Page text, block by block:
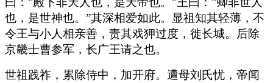
也，是世神也。”其深相爱如此。显祖知其轻薄，不
令王与小人相亲善，责其戏狎过度，徙长城。后除
京畿士曹参军，长广王请之也。
世祖践祚，累除侍中，加开府。遭母刘氏忧，帝闻